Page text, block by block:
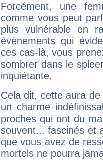
Forcément, une
comme vous peut
plus vulnérable en
évènements qui
ces cas-là, vous
sombrer dans le
inquiétante.
Cela dit, cette aura
un charme
proches qui ont du
souvent... fascinés et
que vous avez de
mortels ne pourra